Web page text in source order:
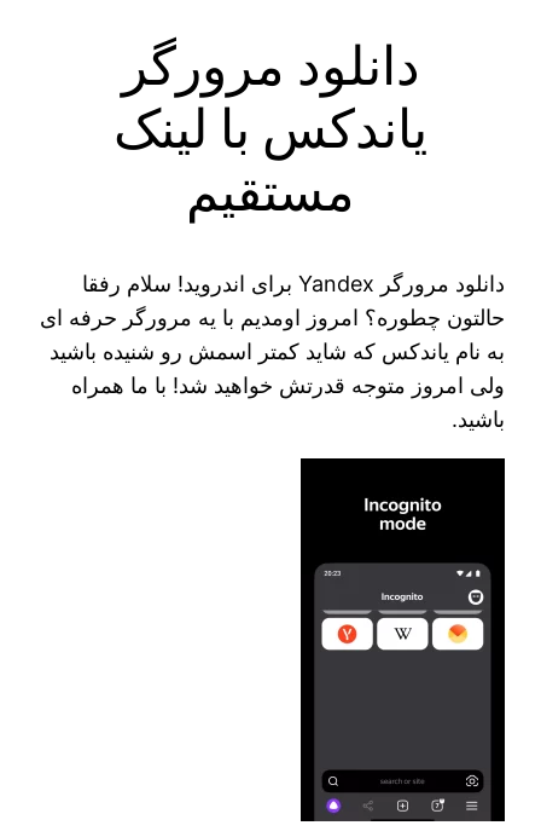
دانلود مرورگر
یاندکس با لینک
مستقیم
دانلود مرورگر Yandex برای اندروید! سلام رفقا
حالتون چطوره؟ امروز اومدیم با یه مرورگر حرفه ای
به نام یاندکس که شاید کمتر اسمش رو شنیده باشید
ولی امروز متوجه قدرتش خواهید شد! با ما همراه
باشید.